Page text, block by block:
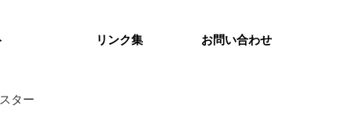
ター
リンク集 お問い合わせ